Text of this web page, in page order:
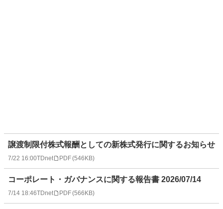
譲渡制限付株式報酬としての新株式発行に関するお知らせ
7/22 16:00TDnet PDF(546KB)
コーポレート・ガバナンスに関する報告書 2026/07/14
7/14 18:46TDnet PDF(566KB)